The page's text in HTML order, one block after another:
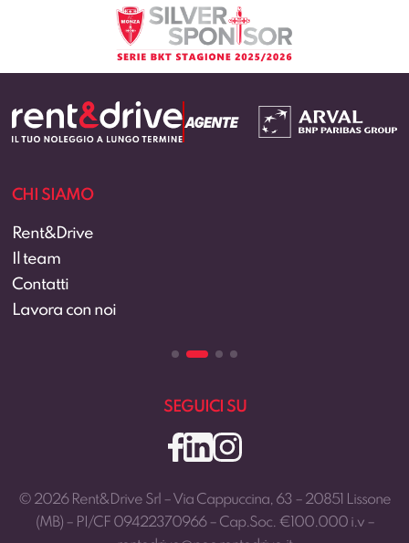
CHI SIAMO
Rent&Drive
Il team
Contatti
Lavora con noi
SEGUICI SU
© 2026 Rent&Drive Srl – Via Cappuccina, 63 – 20851 Lissone
(MB) – PI/CF 09422370966 – Cap.Soc. €100.000 i.v –